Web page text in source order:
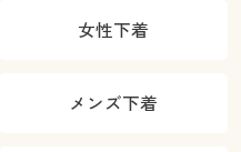
女性下着
メンズ下着